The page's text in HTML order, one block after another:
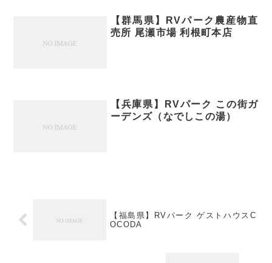
【群馬県】RVパーク農産物直
売所 尾瀬市場 利根町本店
【兵庫県】RVパーク この街ガ
ーデンズ（なでしこの湯）
【福島県】RVパーク ゲストハウスC
OCODA